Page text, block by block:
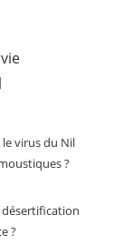
virus du Nil
?
désertification
?